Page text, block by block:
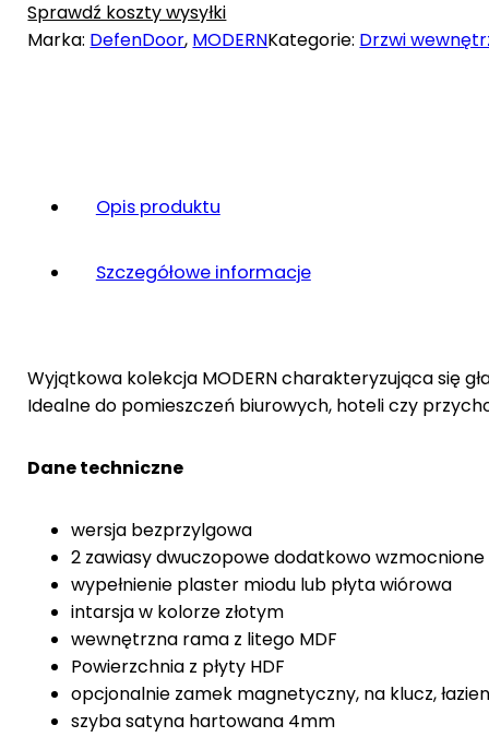
Sprawdź koszty wysyłki
Marka: DefenDoor, MODERNKategorie: Drzwi
Opis produktu
Szczegółowe informacje
Wyjątkowa kolekcja MODERN charakteryzująca się
Idealne do pomieszczeń biurowych, hoteli czy
Dane techniczne
wersja bezprzylgowa
2 zawiasy dwuczopowe dodatkowo
wypełnienie plaster miodu lub płyta wiórowa
intarsja w kolorze złotym
wewnętrzna rama z litego MDF
Powierzchnia z płyty HDF
opcjonalnie zamek magnetyczny, na klucz,
szyba satyna hartowana 4mm